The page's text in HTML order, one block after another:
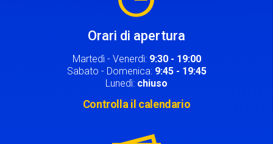
Orari di apertura
Martedì - Venerdì: 9:30 - 19:00
Sabato - Domenica: 9:45 - 19:45
Lunedì: chiuso
Controlla il calendario